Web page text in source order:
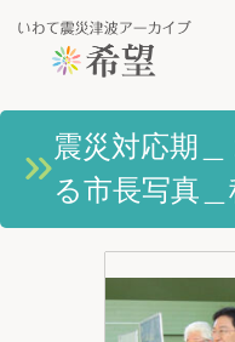
いわて震災津波アーカイブと
岩手県の被害状況
ピックアップコンテンツ
震災対応期
る市長写真